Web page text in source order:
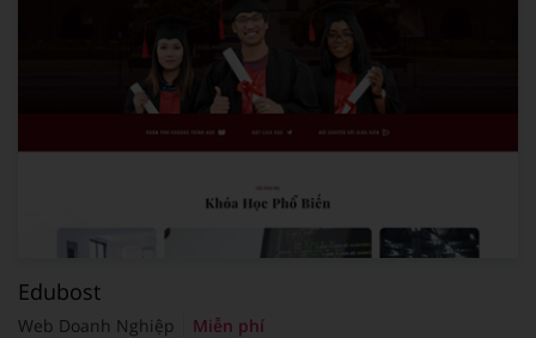
Edubost
Web Doanh Nghiệp Miễn phí